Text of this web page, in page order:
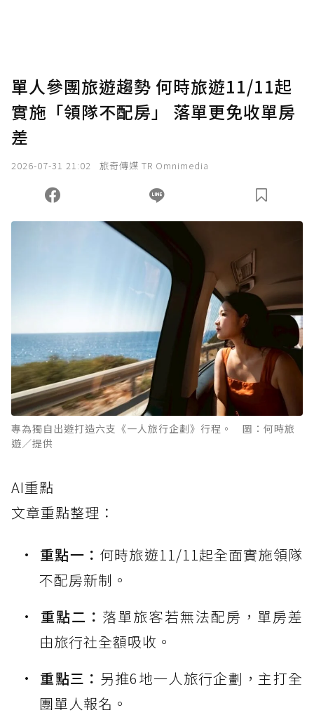
單人參團旅遊趨勢 何時旅遊11/11起
實施「領隊不配房」 落單更免收單房
差
2026-07-31 21:02 旅奇傳媒 TR Omnimedia
專為獨自出遊打造六支《一人旅行企劃》行程。 圖：何時旅
遊／提供
AI重點
文章重點整理：
重點一： 何時旅遊11/11起全面實施領隊
不配房新制。
重點二： 落單旅客若無法配房，單房差
由旅行社全額吸收。
重點三： 另推6地一人旅行企劃，主打全
團單人報名。